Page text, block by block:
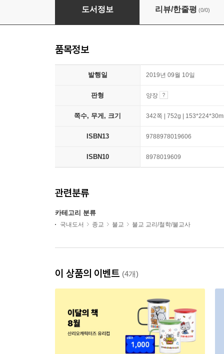
백운화상어록
도서정보 리뷰/한줄평 (0/0)
품목정보
발행일 2019년 09월 10일
판형 양장
쪽수, 무게, 크기 342쪽 | 752g |
ISBN13 9788978019606
ISBN10 8978019609
관련분류
카테고리 분류
국내도서 종교 불교 불교 교리/철학/불교사
이 상품의 이벤트 (4개)